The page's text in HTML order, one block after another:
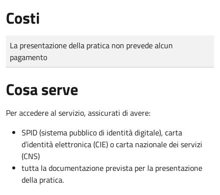
Costi
Tipo di pagamento
Importo
La presentazione della pratica non prevede alcun
pagamento
Cosa serve
Per accedere al servizio, assicurati di avere:
SPID (sistema pubblico di identità digitale), carta
d’identità elettronica (CIE) o carta nazionale dei servizi
(CNS)
tutta la documentazione prevista per la presentazione
della pratica.